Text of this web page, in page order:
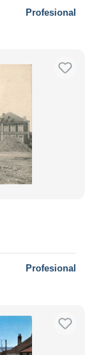
Profesional
Profesional